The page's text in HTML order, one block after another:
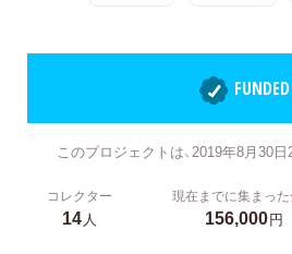
FUNDED
このプロジェクトは、2019年8月30
コレクター
14人
現在までに集まっ
156,000円